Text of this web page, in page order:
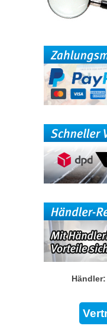
Händler: